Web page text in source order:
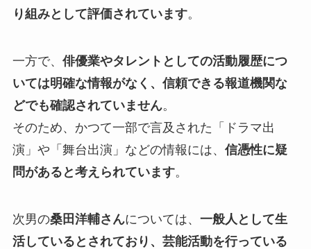
り組みとして評価されています。
一方で、 俳優業やタレントとしての活動履歴につ
いては明確な情報がなく、信頼できる報道機関な
どでも確認されていません。
そのため、かつて一部で言及された「ドラマ出
演」や「舞台出演」などの情報には、 信憑性に疑
問があると考えられています。
次男の桑田洋輔さんについては、 一般人として生
活しているとされており、芸能活動を行っている